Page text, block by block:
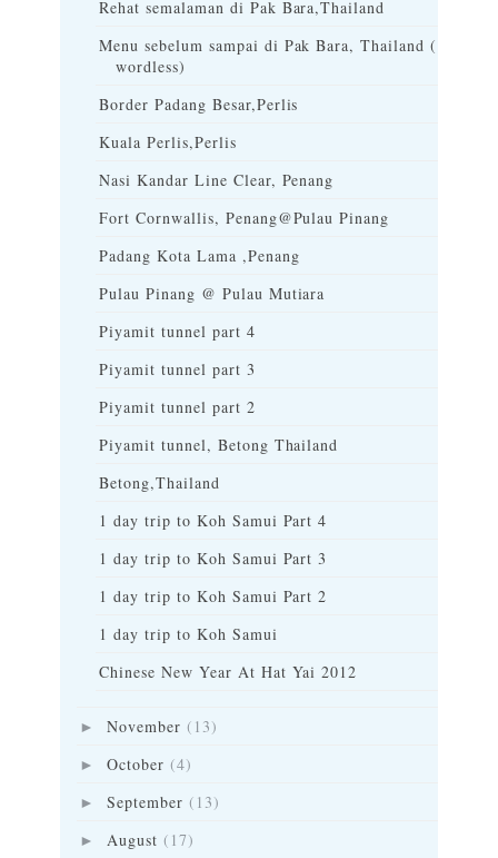
Rehat semalaman di Pak Bara,Thailand
Menu sebelum sampai di Pak Bara, Thailand (
wordless)
Border Padang Besar,Perlis
Kuala Perlis,Perlis
Nasi Kandar Line Clear, Penang
Fort Cornwallis, Penang@Pulau Pinang
Padang Kota Lama ,Penang
Pulau Pinang @ Pulau Mutiara
Piyamit tunnel part 4
Piyamit tunnel part 3
Piyamit tunnel part 2
Piyamit tunnel, Betong Thailand
Betong,Thailand
1 day trip to Koh Samui Part 4
1 day trip to Koh Samui Part 3
1 day trip to Koh Samui Part 2
1 day trip to Koh Samui
Chinese New Year At Hat Yai 2012
► November (13)
► October (4)
► September (13)
► August (17)